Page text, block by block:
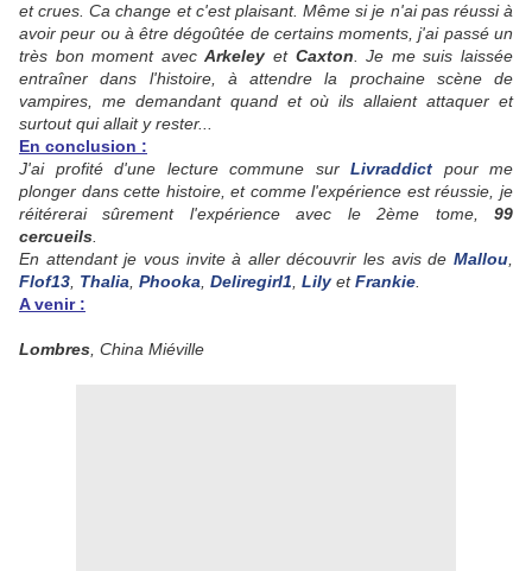
et crues. Ca change et c'est plaisant. Même si je n'ai pas réussi à
avoir peur ou à être dégoûtée de certains moments, j'ai passé un
très bon moment avecArkeleyet Caxton . Je me suis laissée
entraîner dans l'histoire, à attendre la prochaine scène de
vampires, me demandant quand et où ils allaient attaquer et
surtout qui allait y rester...
En conclusion :
J'ai profité d'une lecture commune sur Livraddict
pour me
plonger dans cette histoire, et comme l'expérience est réussie, je
réitérerai sûrement l'expérience avec le 2ème tome, 99
cercueils
En attendant je vous invite à aller découvrir les avis de Mallou
Flof13 Thalia Phooka Deliregirl1 Lily etFrankie
A venir :
Lombres , China Miéville